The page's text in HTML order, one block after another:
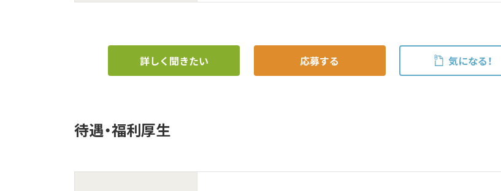
詳しく聞きたい 応募する 気になる！
待遇・福利厚生